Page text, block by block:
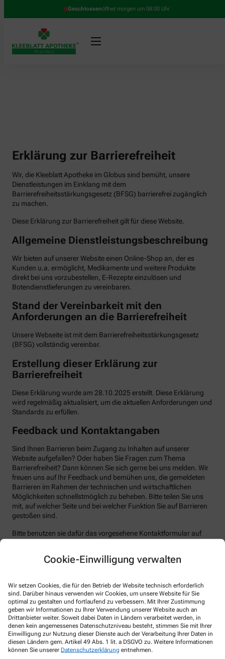
Cookie-Einwilligung verwalten
Wir setzen Cookies, die für den Betrieb der Website technisch erforderlich
sind. Darüber hinaus verwenden wir Cookies, um unsere Website für Sie
optimal zu gestalten und fortlaufend zu verbessern. Mit Ihrer Zustimmung
geben wir Informationen zu Ihrer Verwendung unserer Website auch an
Drittanbieter weiter. Soweit dabei Daten in Ländern verarbeitet werden, in
denen kein angemessenes Datenschutzniveau besteht, stimmen Sie mit Ihrer
Einwilligung zur Nutzung dieser Dienste auch der Verarbeitung Ihrer Daten in
diesen Ländern gem. Artikel 49 Abs. 1 lit. a DSGVO zu. Weitere Informationen
können Sie unserer Datenschutzerklärung entnehmen.
Geschlossenöffnet morgen um 08:00 Uhr
Erklärung zur Barrierefreiheit
Wir, die Kleeblatt Apotheke im Globus sind bemüht, unsere
Dienstleistungen im Einklang mit dem
Barrierefreiheitsstärkungsgesetz (BFSG) barrierefrei zugänglich
zu machen.
Diese Erklärung zur Barrierefreiheit gilt für diese Website.
Allgemeine Dienstleistungsbeschreibung
Wir bieten auf unserer Website einen Online-Shop an, der es
Kunden u.a. ermöglicht, Medikamente und weitere Produkte
direkt bei uns vorzubestellen, E-Rezepte einzulösen und
Botendienstlieferungen zu vereinbaren.
Stand der Vereinbarkeit mit den
Anforderungen an die Barrierefreiheit
Unsere Webseite ist mit dem Barrierefreiheitsstärkungsgesetz
(BFSG) vollständig vereinbar.
Erstellung dieser Erklärung zur
Barrierefreiheit
Diese Erklärung wurde am 28.10.2025 erstellt. Diese Erklärung
wird regelmäßig aktualisiert, um die aktuellen Anforderungen und
Standards zu erfüllen.
Feedback und Kontaktangaben
Sind Ihnen Barrieren beim Zugang zu Inhalten auf unserer
Website aufgefallen? Oder haben Sie Fragen zum Thema
Barrierefreiheit? Dann können Sie sich gerne bei uns melden. Wir
freuen uns auf Ihr Feedback und bemühen uns, die gemeldeten
Barrieren im Rahmen der technischen und wirtschaftlichen
Möglichkeiten schnellstmöglich zu beheben. Bitte teilen Sie uns
mit, auf welcher Seite und bei welcher Funktion Sie auf Barrieren
gestoßen sind.
Bitte benutzen sie dafür das vorgesehene Kontaktformular auf
Telefon: +49-2151-1500931
Telefax: +49-2151-1501246
Postanschrift: Höhenhöfe 19 47918 Tönisvorst
Durchsetzungsverfahren und
Marktüberwachungsbehörde